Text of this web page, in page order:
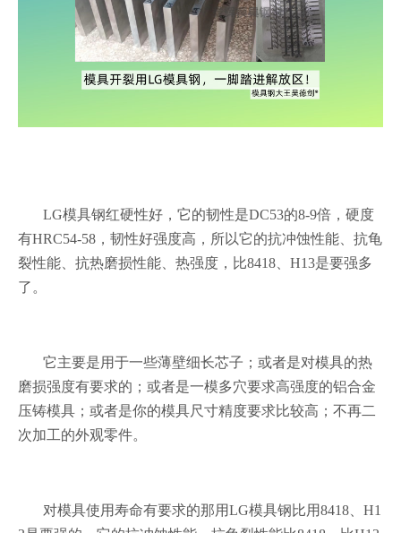
LG模具钢红硬性好，它的韧性是DC53的8-9倍，硬度
有HRC54-58，韧性好强度高，所以它的抗冲蚀性能、抗龟
裂性能、抗热磨损性能、热强度，比8418、H13是要强多
了。
它主要是用于一些薄壁细长芯子；或者是对模具的热
磨损强度有要求的；或者是一模多穴要求高强度的铝合金
压铸模具；或者是你的模具尺寸精度要求比较高；不再二
次加工的外观零件。
对模具使用寿命有要求的那用LG模具钢比用8418、H1